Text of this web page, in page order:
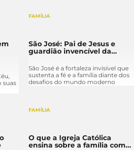
suas
FAMÍLIA
São José: Pai de Jesus e
guardião invencível da
São José é a fortaleza invisível que
sustenta a fé e a família diante dos
desafios do mundo moderno
FAMÍLIA
O que a Igreja Católica
ensina sobre a família como